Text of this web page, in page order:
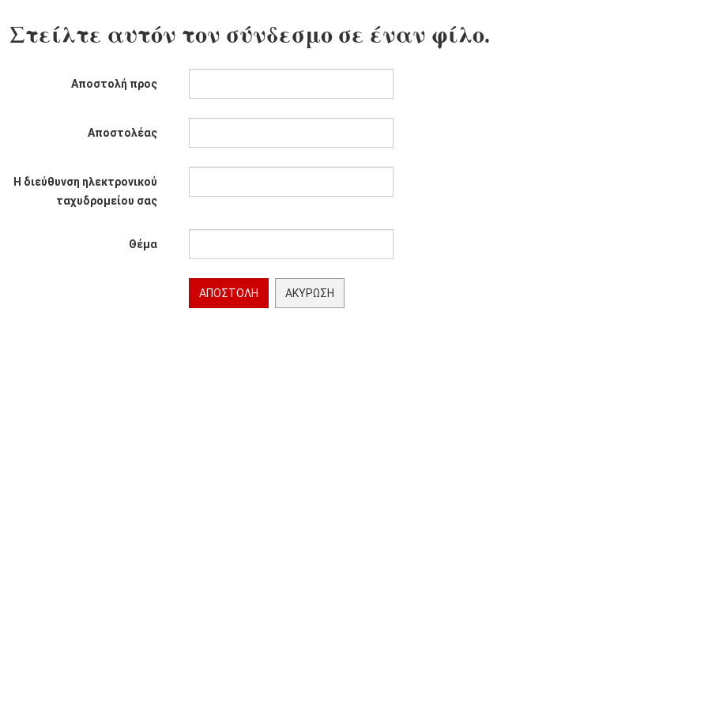
Στείλτε αυτόν τον σύνδεσμο σε έναν φίλο.
Αποστολή προς
Αποστολέας
Η διεύθυνση ηλεκτρονικού
ταχυδρομείου σας
Θέμα
ΑΠΟΣΤΟΛΉ ΑΚΎΡΩΣΗ